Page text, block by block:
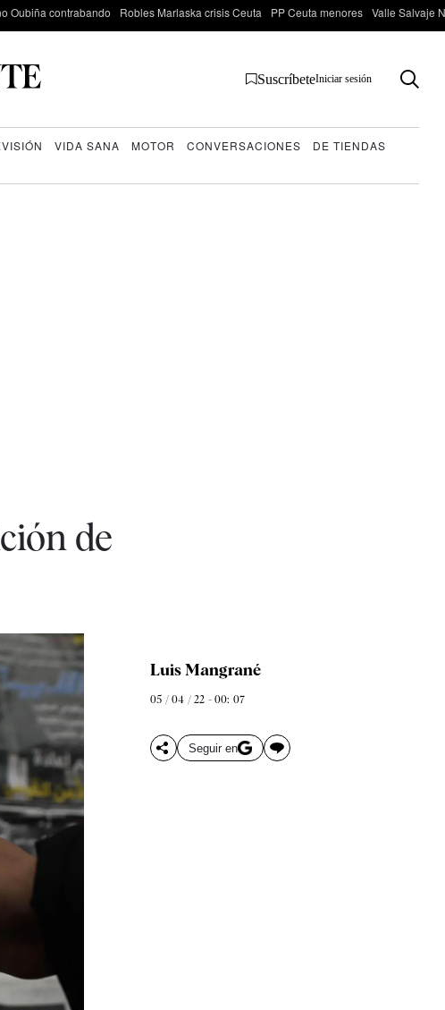
Oubiña contrabando Robles Marlaska crisis Ceuta PP Ceuta menores Valle Salvaje
SuscríbeteIniciar sesión
VIDA SANA MOTOR CONVERSACIONES
DE TIENDAS
de
Luis Mangrané
05 / 04 / 22 - 00: 07
Seguir en